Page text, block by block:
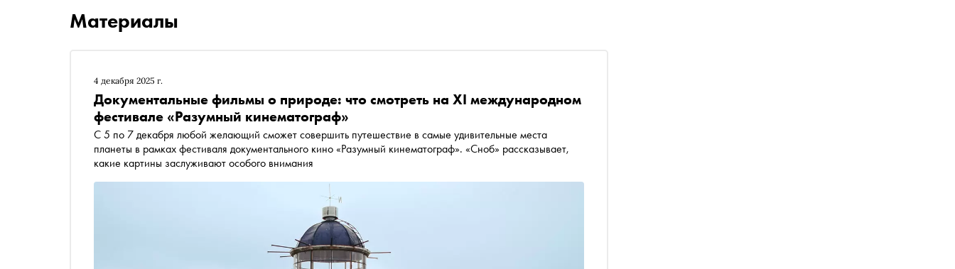
Материалы
4 декабря 2025 г.
Документальные фильмы о природе: что смотреть на XI международном
фестивале «Разумный кинематограф»
С 5 по 7 декабря любой желающий сможет совершить путешествие в самые удивительные места
планеты в рамках фестиваля документального кино «Разумный кинематограф». «Сноб» рассказывает,
какие картины заслуживают особого внимания